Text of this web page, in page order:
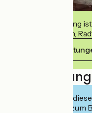
Diese Einrichtung
verpflichtet sich,
Ihre
Beschreibung
Interessiert Sie
deren Website